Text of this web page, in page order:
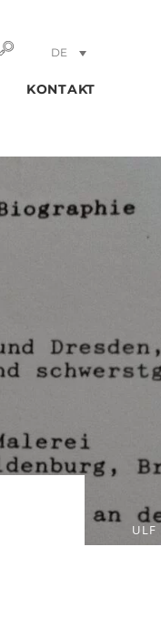
SUCHE
DE
KONTAKT